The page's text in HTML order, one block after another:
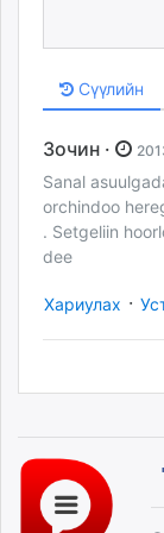
Сүүлийн
Зочин ·
Sanal
orchindoo
. Setgeliin
dee
Хариулах ·